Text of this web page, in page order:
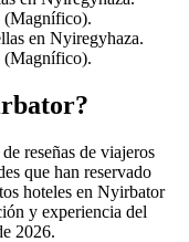
(Magnífico).
en Nyiregyhaza.
(Magnífico).
reseñas de viajeros
que han reservado
hoteles en Nyirbator
y experiencia del
2026.